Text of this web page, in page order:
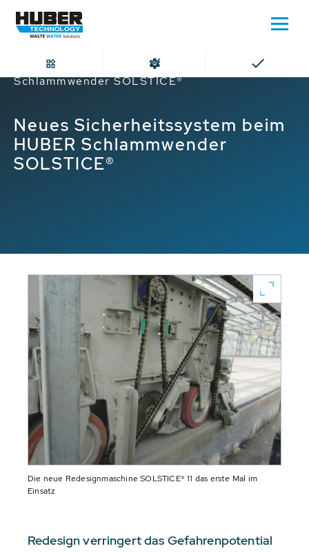
Home
Neues Sicherheitssystem beim HUBER
Schlammwender SOLSTICE®
Neues Sicherheitssystem beim
HUBER Schlammwender
SOLSTICE®
Die neue Redesignmaschine SOLSTICE® 11 das erste Mal im
Einsatz
Redesign verringert das Gefahrenpotential